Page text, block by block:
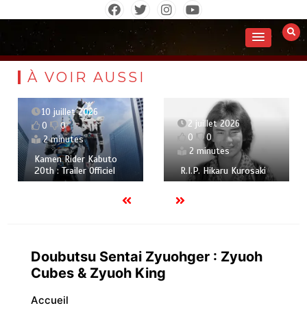
contenu
À VOIR AUSSI
10 juillet 2026
0
0
2 minutes
Kamen Rider Kabuto
20th : Trailer Officiel
2 juillet 2026
0
0
2 minutes
R.I.P. Hikaru Kurosaki
Doubutsu Sentai Zyuohger : Zyuoh
Cubes & Zyuoh King
Accueil